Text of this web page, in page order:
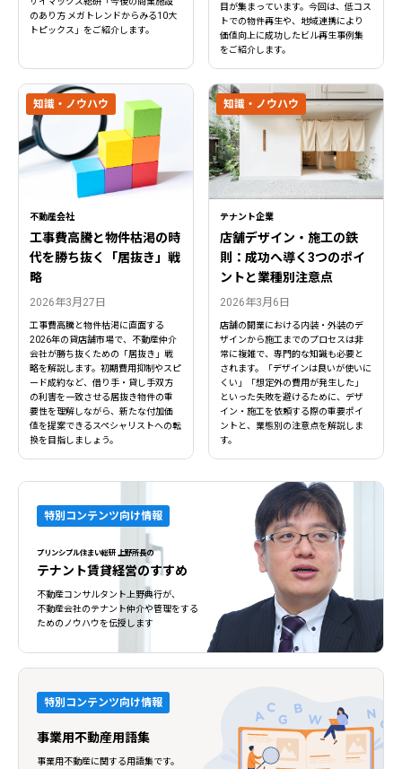
のあり方 メガトレンドからみる10大
トピックス」をご紹介します。
目が集まっています。今回は、低コス
トでの物件再生や、地域連携により
価値向上に成功したビル再生事例集
をご紹介します。
不動産会社
工事費高騰と物件枯渇の時
代を勝ち抜く「居抜き」戦
略
2026年3月27日
工事費高騰と物件枯渇に直面する
2026年の貸店舗市場で、不動産仲介
会社が勝ち抜くための「居抜き」戦
略を解説します。初期費用抑制やスピ
ード成約など、借り手・貸し手双方
の利害を一致させる居抜き物件の重
要性を理解しながら、新たな付加価
値を提案できるスペシャリストへの転
換を目指しましょう。
知識・ノウハウ
テナント企業
店舗デザイン・施工の鉄
則：成功へ導く3つのポイ
ントと業種別注意点
2026年3月6日
店舗の開業における内装・外装のデ
ザインから施工までのプロセスは非
常に複雑で、専門的な知識も必要と
されます。「デザインは良いが使いに
くい」「想定外の費用が発生した」
といった失敗を避けるために、デザ
イン・施工を依頼する際の重要ポイ
ントと、業態別の注意点を解説しま
す。
知識・ノウハウ
特別コンテンツ向け情報
プリンシプル住まい総研 上野所長の
テナント賃貸経営のすすめ
不動産コンサルタント上野典行が、
不動産会社のテナント仲介や管理をする
ためのノウハウを伝授します
特別コンテンツ向け情報
事業用不動産用語集
事業用不動産に関する用語集です。